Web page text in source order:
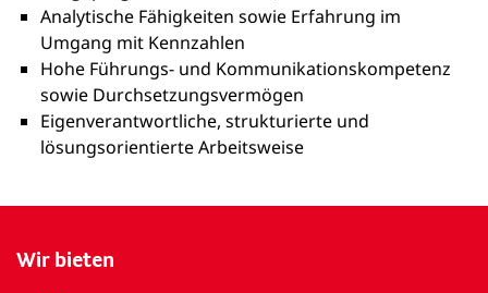
Analytische Fähigkeiten sowie Erfahrung im
Umgang mit Kennzahlen
Hohe Führungs- und Kommunikationskompetenz
sowie Durchsetzungsvermögen
Eigenverantwortliche, strukturierte und
lösungsorientierte Arbeitsweise
Wir bieten